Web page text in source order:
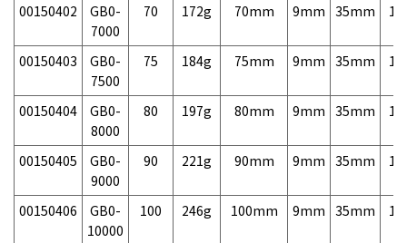
00150402
GB0-
7000
70 172g 70mm 9mm 35mm
00150403
GB0-
7500
75 184g 75mm 9mm 35mm
00150404
GB0-
8000
80 197g 80mm 9mm 35mm
00150405
GB0-
9000
90 221g 90mm 9mm 35mm
00150406
GB0-
10000
100 246g 100mm 9mm 35mm